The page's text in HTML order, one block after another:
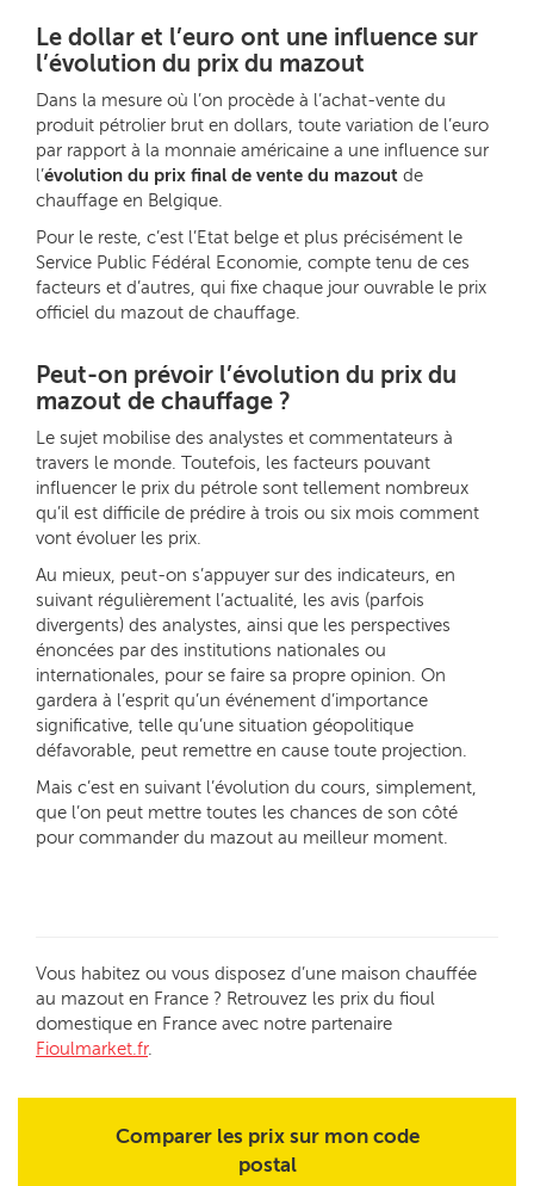
Le dollar et l’euro ont une influence sur
l’évolution du prix du mazout
Dans la mesure où l’on procède à l’achat-vente du
produit pétrolier brut en dollars, toute variation de l’euro
par rapport à la monnaie américaine a une influence sur
l’évolution du prix final de vente du mazout de
chauffage en Belgique.
Pour le reste, c’est l’Etat belge et plus précisément le
Service Public Fédéral Economie, compte tenu de ces
facteurs et d’autres, qui fixe chaque jour ouvrable le prix
officiel du mazout de chauffage.
Peut-on prévoir l’évolution du prix du
mazout de chauffage ?
Le sujet mobilise des analystes et commentateurs à
travers le monde. Toutefois, les facteurs pouvant
influencer le prix du pétrole sont tellement nombreux
qu’il est difficile de prédire à trois ou six mois comment
vont évoluer les prix.
Au mieux, peut-on s’appuyer sur des indicateurs, en
suivant régulièrement l’actualité, les avis (parfois
divergents) des analystes, ainsi que les perspectives
énoncées par des institutions nationales ou
internationales, pour se faire sa propre opinion. On
gardera à l’esprit qu’un événement d’importance
significative, telle qu’une situation géopolitique
défavorable, peut remettre en cause toute projection.
Mais c’est en suivant l’évolution du cours, simplement,
que l’on peut mettre toutes les chances de son côté
pour commander du mazout au meilleur moment.
Vous habitez ou vous disposez d’une maison chauffée
au mazout en France ? Retrouvez les prix du fioul
domestique en France avec notre partenaire
Fioulmarket.fr.
Comparer les prix sur mon code
postal